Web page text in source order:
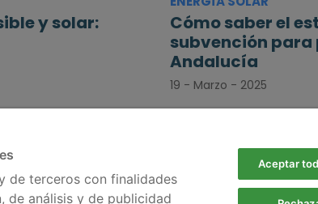
y solar:
Cómo saber el
subvención para
Andalucía
19 - Marzo - 2025
de terceros con finalidades
de análisis y de publicidad
Aceptar